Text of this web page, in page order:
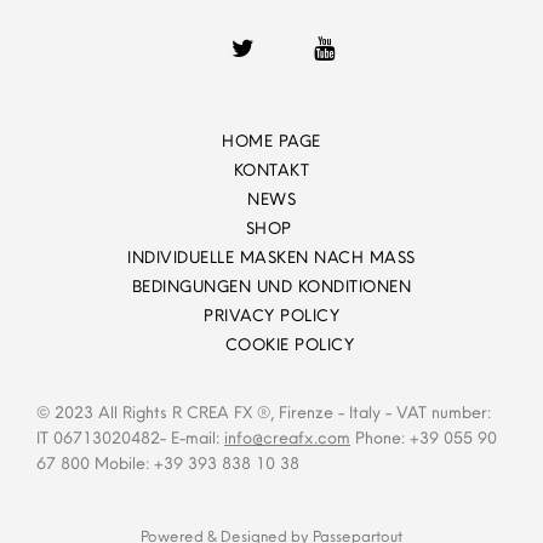
HOME PAGE
KONTAKT
NEWS
SHOP
INDIVIDUELLE MASKEN NACH MASS
BEDINGUNGEN UND KONDITIONEN
PRIVACY POLICY
COOKIE POLICY
© 2023 All Rights R CREA FX ®, Firenze - Italy - VAT number:
IT 06713020482- E-mail: info@creafx.com Phone: +39 055 90
67 800 Mobile: +39 393 838 10 38
Powered & Designed by Passepartout